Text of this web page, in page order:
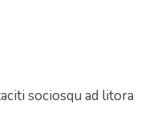
sociosqu ad litora